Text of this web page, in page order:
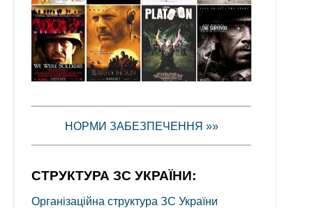
НОРМИ ЗАБЕЗПЕЧЕННЯ »»
СТРУКТУРА ЗС УКРАЇНИ:
Організаційна структура ЗС України